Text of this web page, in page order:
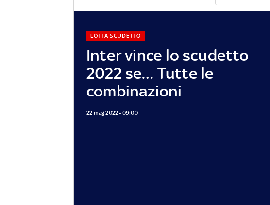
Inter vince lo scudetto
2022 se… Tutte le
combinazioni
LOTTA SCUDETTO
22 mag 2022 - 09:00